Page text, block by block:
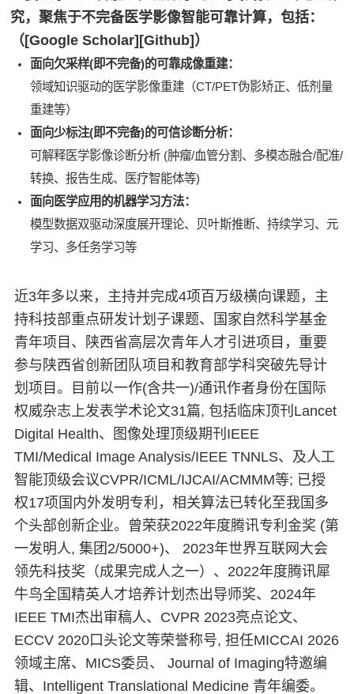
究，聚焦于不完备医学影像智能可靠计算，包括：
（[Google Scholar][Github]）
面向欠采样(即不完备)的可靠成像重建：
领域知识驱动的医学影像重建（CT/PET伪影矫正、低剂量
重建等）
面向少标注(即不完备)的可信诊断分析：
可解释医学影像诊断分析 (肿瘤/血管分割、多模态融合/配准/
转换、报告生成、医疗智能体等)
面向医学应用的机器学习方法：
模型数据双驱动深度展开理论、贝叶斯推断、持续学习、元
学习、多任务学习等
近3年多以来，主持并完成4项百万级横向课题，主
持科技部重点研发计划子课题、国家自然科学基金
青年项目、陕西省高层次青年人才引进项目，重要
参与陕西省创新团队项目和教育部学科突破先导计
划项目。目前以一作(含共一)/通讯作者身份在国际
权威杂志上发表学术论文31篇, 包括临床顶刊Lancet
Digital Health、图像处理顶级期刊IEEE
TMI/Medical Image Analysis/IEEE TNNLS、及人工
智能顶级会议CVPR/ICML/IJCAI/ACMMM等; 已授
权17项国内外发明专利，相关算法已转化至我国多
个头部创新企业。曾荣获2022年度腾讯专利金奖 (第
一发明人, 集团2/5000+)、 2023年世界互联网大会
领先科技奖（成果完成人之一）、2022年度腾讯犀
牛鸟全国精英人才培养计划杰出导师奖、2024年
IEEE TMI杰出审稿人、CVPR 2023亮点论文、
ECCV 2020口头论文等荣誉称号, 担任MICCAI 2026
领域主席、MICS委员、 Journal of Imaging特邀编
辑、Intelligent Translational Medicine 青年编委。